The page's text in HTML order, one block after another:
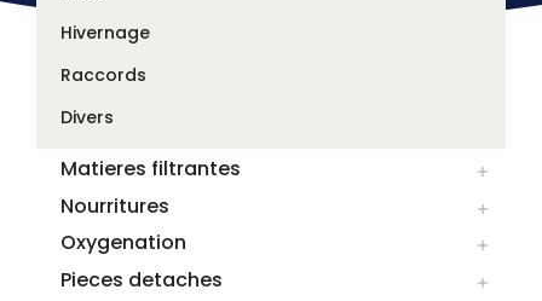
Hivernage
Raccords
Divers
Matieres filtrantes 
Nourritures 
Oxygenation 
Pieces detaches 